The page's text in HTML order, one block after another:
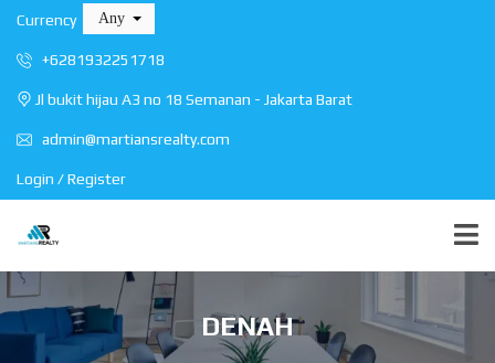
Currency Any
+6281932251718
Jl bukit hijau A3 no 18 Semanan - Jakarta Barat
admin@martiansrealty.com
Login / Register
DENAH